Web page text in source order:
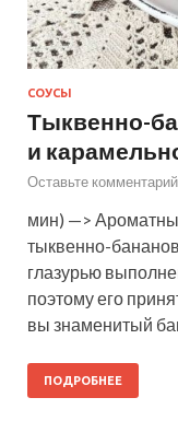
СОУСЫ
Тыквенно-
и
Оставьте комментарий
мин) —>
тыквенно-
глазурью
поэтому его
вы знаменитый
ПОДРОБНЕЕ